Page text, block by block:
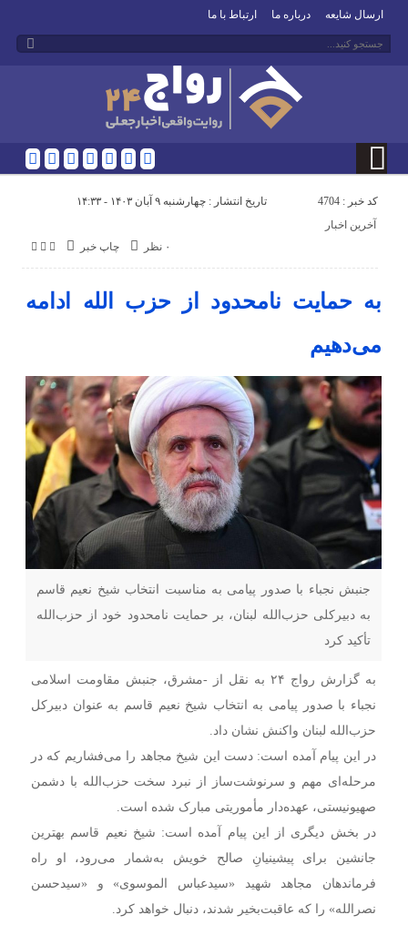
ارسال شایعه درباره ما ارتباط با ما
کد خبر : 4704 تاریخ انتشار : چهارشنبه ۹ آبان ۱۴۰۳ - ۱۴:۳۳
چاپ خبر ۰ نظر
آخرین اخبار
به حمایت نامحدود از حزب الله ادامه
می‌دهیم
جنبش نجباء با صدور پیامی به مناسبت انتخاب شیخ نعیم قاسم
به دبیرکلی حزب‌الله لبنان، بر حمایت نامحدود خود از حزب‌الله
تأکید کرد
به گزارش رواج ۲۴ به نقل از -مشرق، جنبش مقاومت اسلامی
نجباء با صدور پیامی به انتخاب شیخ نعیم قاسم به عنوان دبیرکل
حزب‌الله لبنان واکنش نشان داد.
در این پیام آمده است: دست این شیخ مجاهد را می‌فشاریم که در
مرحله‌ای مهم و سرنوشت‌ساز از نبرد سخت حزب‌الله با دشمن
صهیونیستی، عهده‌دار مأموریتی مبارک شده است.
در بخش دیگری از این پیام آمده است: شیخ نعیم قاسم بهترین
جانشین برای پیشینیانِ صالح خویش به‌شمار می‌رود، او راه
فرماندهان مجاهد شهید «سیدعباس الموسوی» و «سیدحسن
نصرالله» را که عاقبت‌بخیر شدند، دنبال خواهد کرد.